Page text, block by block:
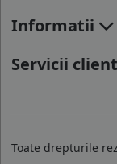
Informatii
Servicii
Toate drepturile